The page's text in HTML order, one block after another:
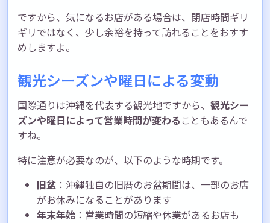
ですから、気になるお店がある場合は、閉店時間ギリ
ギリではなく、少し余裕を持って訪れることをおすす
めしますよ。
観光シーズンや曜日による変動
国際通りは沖縄を代表する観光地ですから、 観光シー
ズンや曜日によって営業時間が変わる こともあるんで
すね。
特に注意が必要なのが、以下のような時期です。
旧盆 ：沖縄独自の旧暦のお盆期間は、一部のお店
がお休みになることがあります
年末年始 ：営業時間の短縮や休業があるお店も